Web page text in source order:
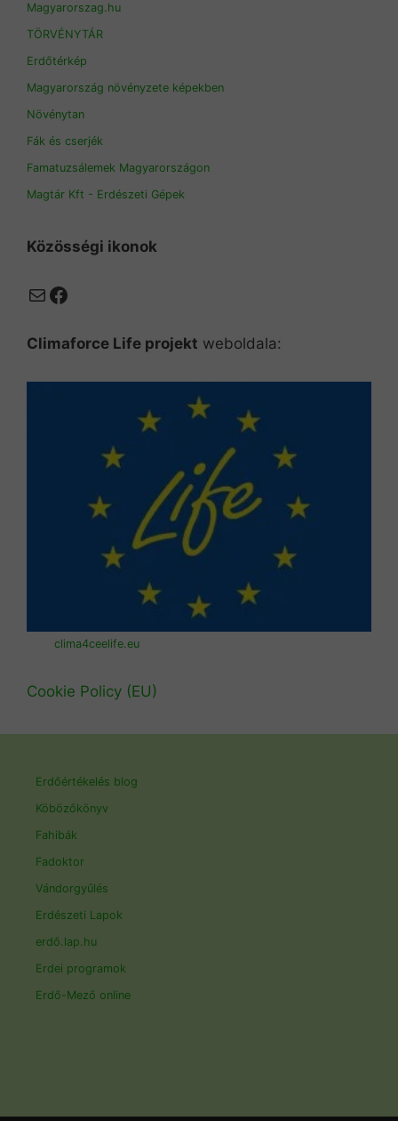
Magyarorszag.hu
TÖRVÉNYTÁR
Erdőtérkép
Magyarország növényzete képekben
Növénytan
Fák és cserjék
Famatuzsálemek Magyarországon
Magtár Kft - Erdészeti Gépek
Közösségi ikonok
MailFacebook
Climaforce Life projekt weboldala:
clima4ceelife.eu
Cookie Policy (EU)
Erdőértékelés blog
Köbözőkönyv
Fahibák
Fadoktor
Vándorgyűlés
Erdészeti Lapok
erdő.lap.hu
Erdei programok
Erdő-Mező online